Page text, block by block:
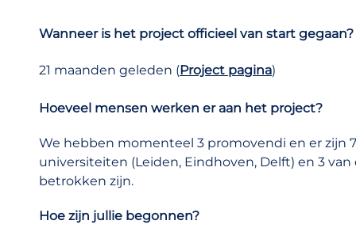
Wanneer is het project officieel van start gegaan?
21 maanden geleden (Project pagina)
Hoeveel mensen werken er aan het project?
We hebben momenteel 3 promovendi en er zijn
universiteiten (Leiden, Eindhoven, Delft) en 3
betrokken zijn.
Hoe zijn jullie begonnen?